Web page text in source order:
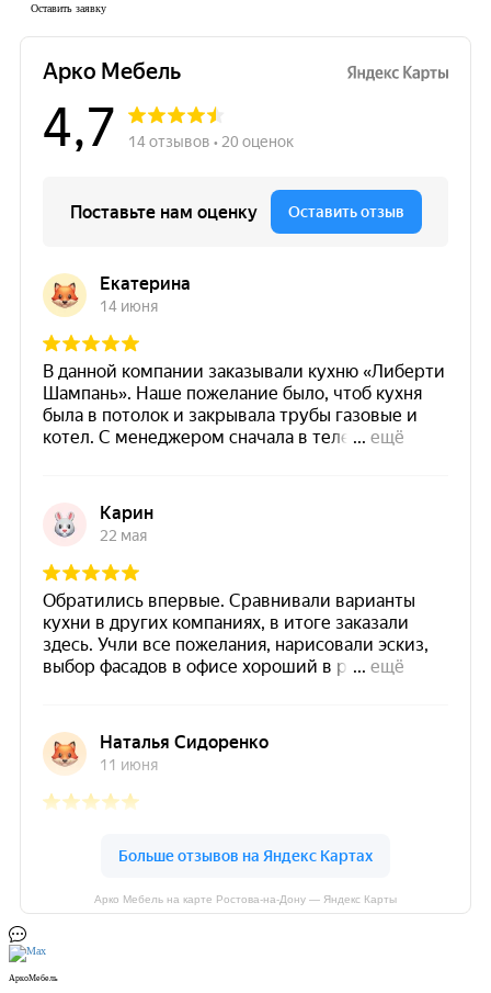
Оставить заявку
Арко Мебель на карте Ростова-на-Дону — Яндекс Карты
АркоМебель